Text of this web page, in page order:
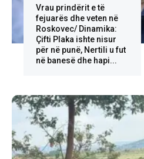
Vrau prindërit e të
fejuarës dhe veten në
Roskovec/ Dinamika:
Çifti Plaka ishte nisur
për në punë, Nertili u fut
në banesë dhe hapi...